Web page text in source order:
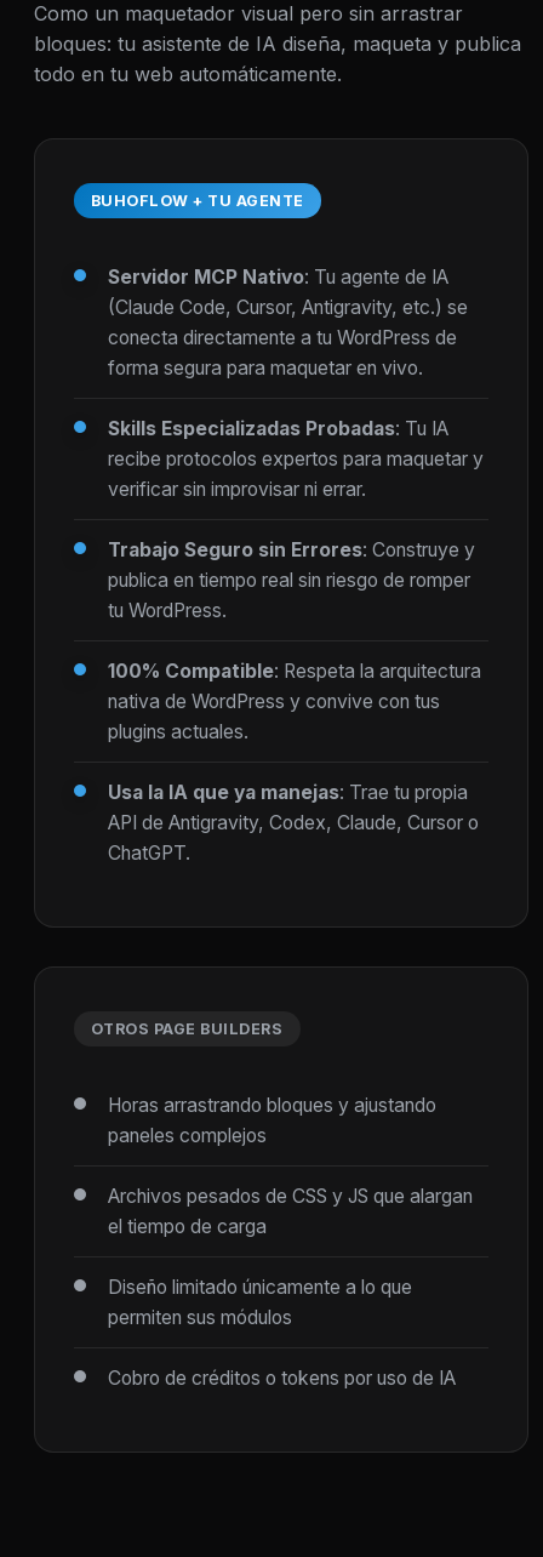
Como un maquetador visual pero sin arrastrar
bloques: tu asistente de IA diseña, maqueta y publica
todo en tu web automáticamente.
BUHOFLOW + TU AGENTE
Servidor MCP Nativo: Tu agente de IA
(Claude Code, Cursor, Antigravity, etc.) se
conecta directamente a tu WordPress de
forma segura para maquetar en vivo.
Skills Especializadas Probadas: Tu IA
recibe protocolos expertos para maquetar y
verificar sin improvisar ni errar.
Trabajo Seguro sin Errores: Construye y
publica en tiempo real sin riesgo de romper
tu WordPress.
100% Compatible: Respeta la arquitectura
nativa de WordPress y convive con tus
plugins actuales.
Usa la IA que ya manejas: Trae tu propia
API de Antigravity, Codex, Claude, Cursor o
ChatGPT.
OTROS PAGE BUILDERS
Horas arrastrando bloques y ajustando
paneles complejos
Archivos pesados de CSS y JS que alargan
el tiempo de carga
Diseño limitado únicamente a lo que
permiten sus módulos
Cobro de créditos o tokens por uso de IA